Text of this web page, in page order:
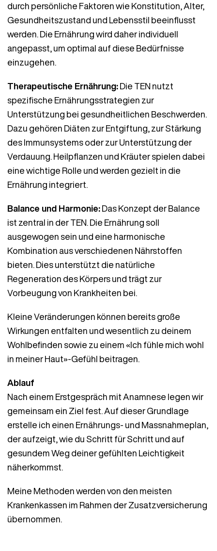
durch persönliche Faktoren wie Konstitution, Alter,
Gesundheitszustand und Lebensstil beeinflusst
werden. Die Ernährung wird daher individuell
angepasst, um optimal auf diese Bedürfnisse
einzugehen.
Therapeutische Ernährung: Die TEN nutzt
spezifische Ernährungsstrategien zur
Unterstützung bei gesundheitlichen Beschwerden.
Dazu gehören Diäten zur Entgiftung, zur Stärkung
des Immunsystems oder zur Unterstützung der
Verdauung. Heilpflanzen und Kräuter spielen dabei
eine wichtige Rolle und werden gezielt in die
Ernährung integriert.
Balance und Harmonie: Das Konzept der Balance
ist zentral in der TEN. Die Ernährung soll
ausgewogen sein und eine harmonische
Kombination aus verschiedenen Nährstoffen
bieten. Dies unterstützt die natürliche
Regeneration des Körpers und trägt zur
Vorbeugung von Krankheiten bei.
Kleine Veränderungen können bereits große
Wirkungen entfalten und wesentlich zu deinem
Wohlbefinden sowie zu einem «Ich fühle mich wohl
in meiner Haut»-Gefühl beitragen.
Ablauf
Nach einem Erstgespräch mit Anamnese legen wir
gemeinsam ein Ziel fest. Auf dieser Grundlage
erstelle ich einen Ernährungs- und Massnahmeplan,
der aufzeigt, wie du Schritt für Schritt und auf
gesundem Weg deiner gefühlten Leichtigkeit
näherkommst.
Meine Methoden werden von den meisten
Krankenkassen im Rahmen der Zusatzversicherung
übernommen.